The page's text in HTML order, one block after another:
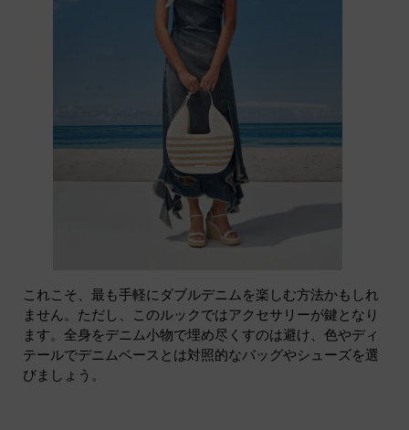
これこそ、最も手軽にダブルデニムを楽しむ方法かもしれ
ません。ただし、このルックではアクセサリーが鍵となり
ます。全身をデニム小物で埋め尽くすのは避け、色やディ
テールでデニムベースとは対照的なバッグやシューズを選
びましょう。